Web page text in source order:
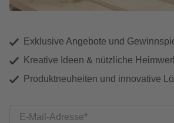
Exklusive Angebote und
Kreative Ideen & nützliche
Produktneuheiten und innovative
E-Mail-Adresse